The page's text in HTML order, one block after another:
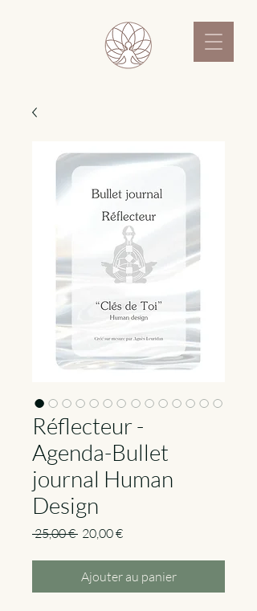
Réflecteur -
Agenda-Bullet
journal Human
Design
25,00 € Prix
20,00 €Prix
Ajouter au panier